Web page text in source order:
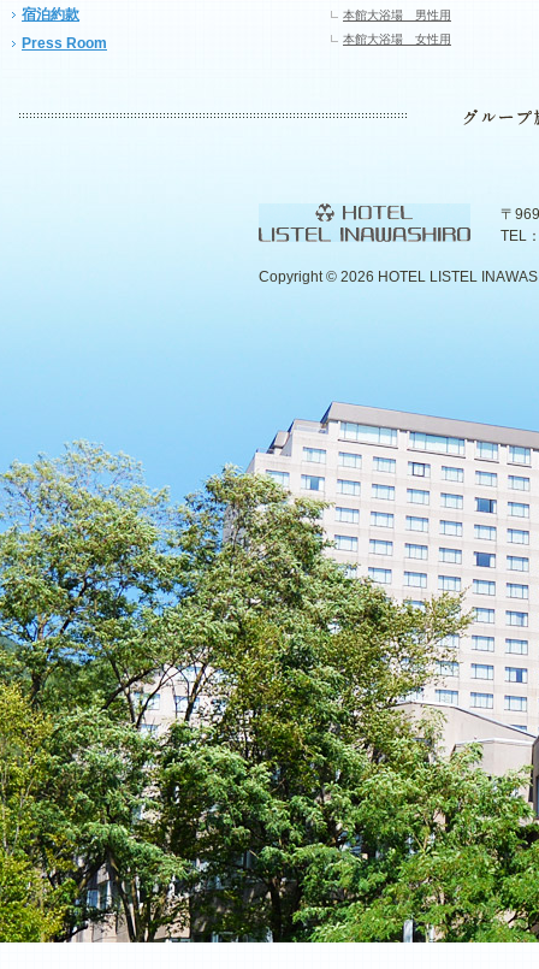
宿泊約款
Press Room
本館大浴場 男性用
本館大浴場 女性用
〒
TEL
Copyright © 2026 HOTEL LISTEL